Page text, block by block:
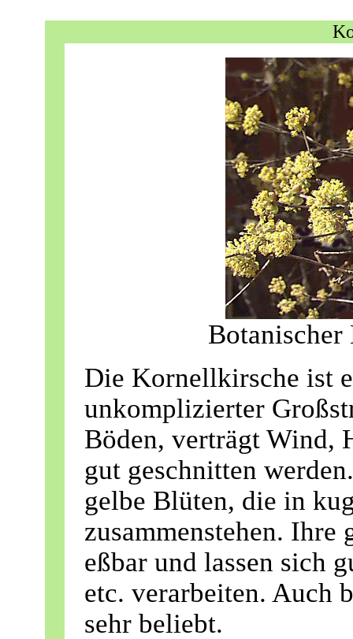
Botanischer
Die Kornellkirsche ist
unkomplizierter
Böden, verträgt Wind,
gut geschnitten
gelbe Blüten, die in
zusammenstehen. Ihre
eßbar und lassen sich
etc. verarbeiten. Auch
sehr beliebt.